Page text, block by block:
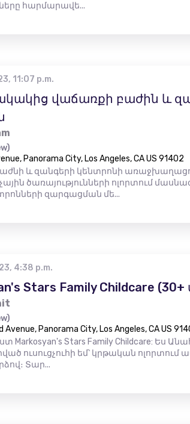
հարմարավե...
11:07 p.m.
վաճառքի բաժին և
Panorama City, Los Angeles, CA US 91402
և զանգերի կենտրոնի
ծառայությունների ոլորտում
զարգացման մե...
4:38 p.m.
Stars Family Childcare
Avenue, Panorama City, Los Angeles, CA US
Markosyan's Stars Family Childcare: Ես
ուսուցչուհի եմ՝ կրթական ոլորտում
Տար...